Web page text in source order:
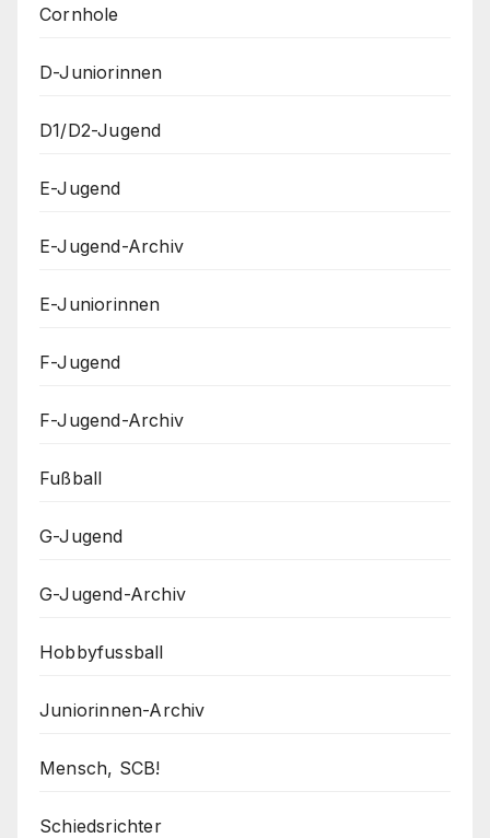
Cornhole
D-Juniorinnen
D1/D2-Jugend
E-Jugend
E-Jugend-Archiv
E-Juniorinnen
F-Jugend
F-Jugend-Archiv
Fußball
G-Jugend
G-Jugend-Archiv
Hobbyfussball
Juniorinnen-Archiv
Mensch, SCB!
Schiedsrichter